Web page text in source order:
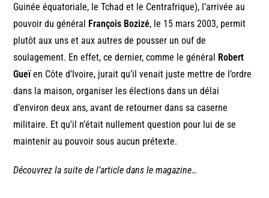
Guinée équatoriale, le Tchad et le Centrafrique), l’arrivée au
pouvoir du général François Bozizé, le 15 mars 2003, permit
plutôt aux uns et aux autres de pousser un ouf de
soulagement. En effet, ce dernier, comme le général Robert
Gueïen Côte d’Ivoire, jurait qu’il venait juste mettre de l’ordre
dans la maison, organiser les élections dans un délai
d’environ deux ans, avant de retourner dans sa caserne
militaire. Et qu’il n’était nullement question pour lui de se
maintenir au pouvoir sous aucun prétexte.
Découvrez la suite de l’article dans le magazine…